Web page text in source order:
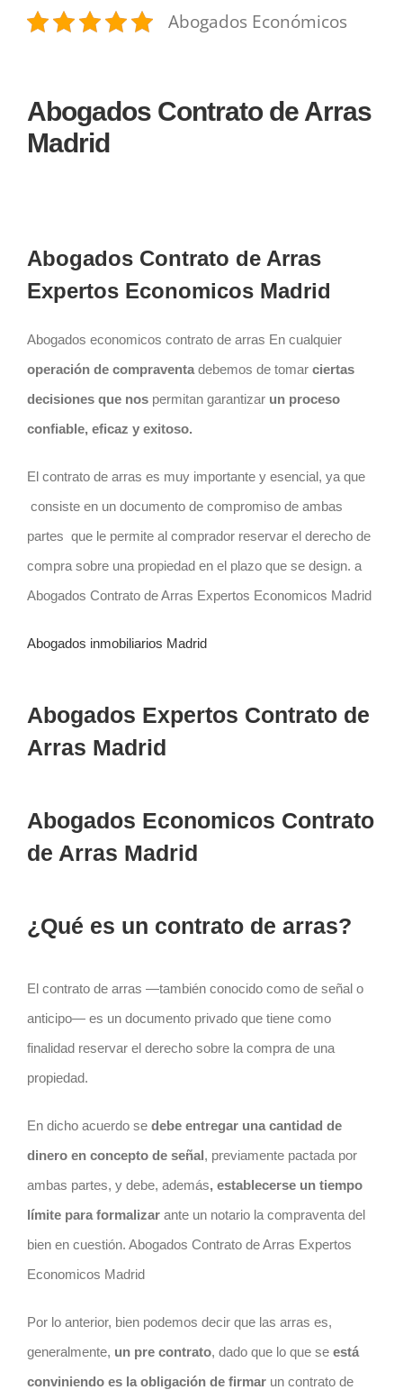
Abogados Económicos
Abogados Contrato de Arras
Madrid
Abogados Contrato de Arras
Expertos Economicos Madrid
Abogados economicos contrato de arras En cualquier
operación de compraventadebemos de tomar ciertas
decisiones que nospermitan garantizar un proceso
confiable, eficaz y exitoso.
El contrato de arras es muy importante y esencial, ya que
consiste en un documento de compromiso de ambas
partes que le permite al comprador reservar el derecho de
compra sobre una propiedad en el plazo que se design. a
Abogados Contrato de Arras Expertos Economicos Madrid
Abogados inmobiliarios Madrid
Abogados Expertos Contrato de
Arras Madrid
Abogados Economicos Contrato
de Arras Madrid
¿Qué es un contrato de arras?
El contratode arras —también conocido como de señal o
anticipo— es un documento privado que tiene como
finalidad reservar el derecho sobre la compra de una
propiedad.
En dicho acuerdo se debe entregar una cantidad de
dinero en concepto de señal, previamente pactada por
ambas partes, y debe, además, establecerse un tiempo
límite para formalizarante un notario la compraventa del
bien en cuestión. Abogados Contrato de Arras Expertos
Economicos Madrid
Por lo anterior, bien podemos decir que las arras es,
generalmente, un pre contrato, dado que lo que se está
conviniendo es la obligación de firmarun contratode